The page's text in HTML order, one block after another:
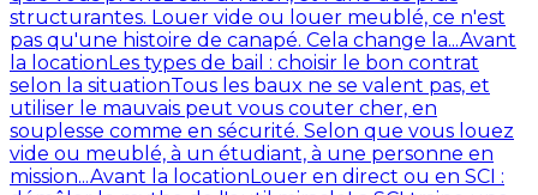
structurantes. Louer vide ou louer meublé, ce n'est
pas qu'une histoire de canapé. Cela change la...Avant
la location Les types de bail : choisir le bon contrat
selon la situationTous les baux ne se valent pas, et
utiliser le mauvais peut vous couter cher, en
souplesse comme en sécurité. Selon que vous louez
vide ou meublé, à un étudiant, à une personne en
mission...Avant la location Louer en direct ou en SCI :